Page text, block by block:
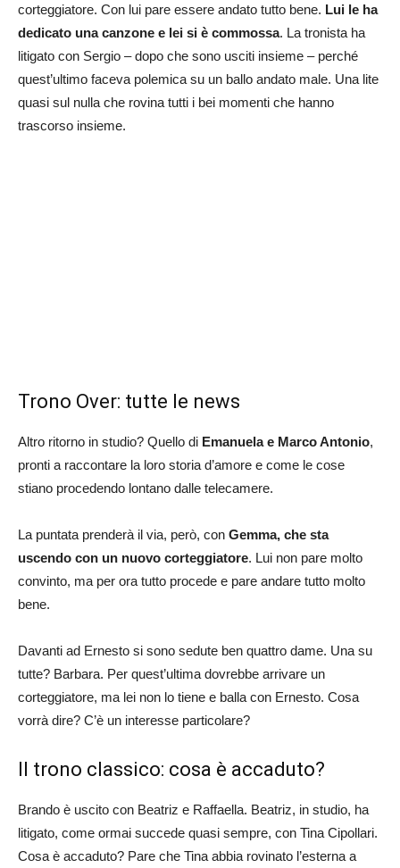
corteggiatore. Con lui pare essere andato tutto bene. Lui le ha
dedicato una canzone e lei si è commossa. La tronista ha
litigato con Sergio – dopo che sono usciti insieme – perché
quest’ultimo faceva polemica su un ballo andato male. Una lite
quasi sul nulla che rovina tutti i bei momenti che hanno
trascorso insieme.
Trono Over: tutte le news
Altro ritorno in studio? Quello di Emanuela e Marco Antonio,
pronti a raccontare la loro storia d’amore e come le cose
stiano procedendo lontano dalle telecamere.
La puntata prenderà il via, però, con Gemma, che sta
uscendo con un nuovo corteggiatore. Lui non pare molto
convinto, ma per ora tutto procede e pare andare tutto molto
bene.
Davanti ad Ernesto si sono sedute ben quattro dame. Una su
tutte? Barbara. Per quest’ultima dovrebbe arrivare un
corteggiatore, ma lei non lo tiene e balla con Ernesto. Cosa
vorrà dire? C’è un interesse particolare?
Il trono classico: cosa è accaduto?
Brando è uscito con Beatriz e Raffaella. Beatriz, in studio, ha
litigato, come ormai succede quasi sempre, con Tina Cipollari.
Cosa è accaduto? Pare che Tina abbia rovinato l’esterna a